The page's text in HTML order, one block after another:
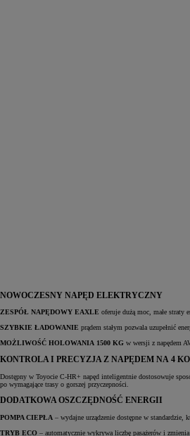
NOWOCZESNY NAPĘD ELEKTRYCZNY
ZESPÓŁ NAPĘDOWY EAXLE oferuje dużą moc, małe straty
SZYBKIE ŁADOWANIE prądem stałym pozwala uzupełnić
MOŻLIWOŚĆ HOLOWANIA 1500 KG w wersji z napędem
KONTROLA I PRECYZJA Z NAPĘDEM NA 4
Dostępny w Toyocie C-HR+ napęd inteligentnie dostosowuje
po wymagające trasy o gorszej przyczepności.
DODATKOWA OSZCZĘDNOŚĆ ENERGII
POMPA CIEPŁA – wydajne urządzenie dostępne w standardzie,
TRYB ECO – automatycznie wykrywa liczbę pasażerów i